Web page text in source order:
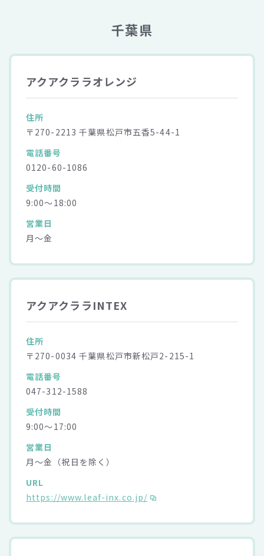
千葉県
アクアクララオレンジ
住所
〒270-2213 千葉県松戸市五香5-44-1
電話番号
0120-60-1086
受付時間
9:00～18:00
営業日
月～金
アクアクララINTEX
住所
〒270-0034 千葉県松戸市新松戸2-215-1
電話番号
047-312-1588
受付時間
9:00～17:00
営業日
月～金（祝日を除く）
URL
https://www.leaf-inx.co.jp/